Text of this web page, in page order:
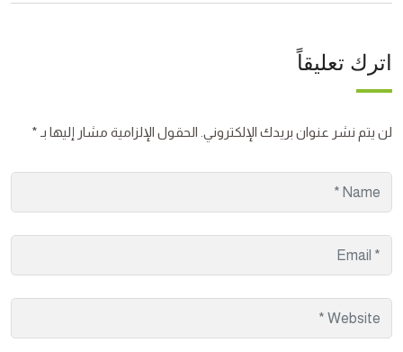
اترك تعليقاً
لن يتم نشر عنوان بريدك الإلكتروني. الحقول الإلزامية مشار إليها بـ *